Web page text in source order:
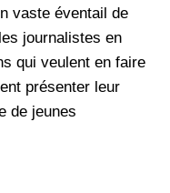
vaste éventail de
journalistes en
qui veulent en faire
présenter leur
de jeunes